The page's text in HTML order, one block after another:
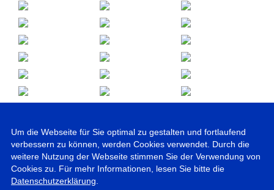
Um die Webseite für Sie optimal zu gestalten und fortlaufend
verbessern zu können, werden Cookies verwendet. Durch die
weitere Nutzung der Webseite stimmen Sie der Verwendung von
Cookies zu. Für mehr Informationen, lesen Sie bitte die
Datenschutzerklärung